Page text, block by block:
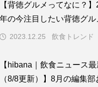

【背徳グルメってなに？
年の今注目したい背徳グル
ご紹介!!
2023.12.25 飲食トレンド
【hibana｜飲食ニュース
（8/8更新）】8月の編集部